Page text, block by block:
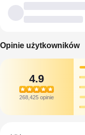
Opinie użytkowników
4.9
268,425 opinie